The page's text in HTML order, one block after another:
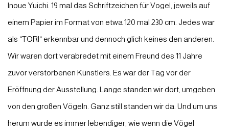
Inoue Yuichi. 19 mal das Schriftzeichen für Vogel, jeweils auf
einem Papier im Format von etwa 120 mal 230 cm. Jedes war
als “TORI“ erkennbar und dennoch glich keines den anderen.
Wir waren dort verabredet mit einem Freund des 11 Jahre
zuvor verstorbenen Künstlers. Es war der Tag vor der
Eröffnung der Ausstellung. Lange standen wir dort, umgeben
von den großen Vögeln. Ganz still standen wir da. Und um uns
herum wurde es immer lebendiger, wie wenn die Vögel